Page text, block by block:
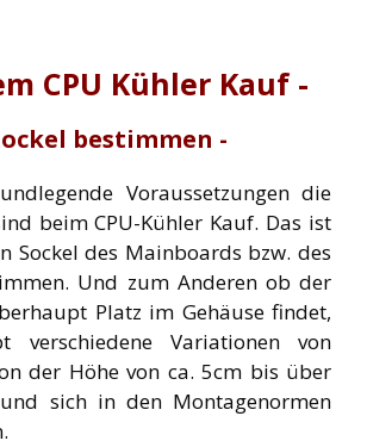
CPU Kühler Kauf -
bestimmen -
Voraussetzungen die
beim CPU-Kühler Kauf. Das ist
Sockel des Mainboards bzw. des
Und zum Anderen ob der
Platz im Gehäuse findet,
verschiedene Variationen von
der Höhe von ca. 5cm bis über
sich in den Montagenormen